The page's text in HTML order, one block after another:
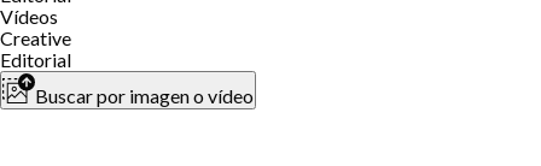
Vídeos
Creative
Editorial
Buscar por imagen o vídeo